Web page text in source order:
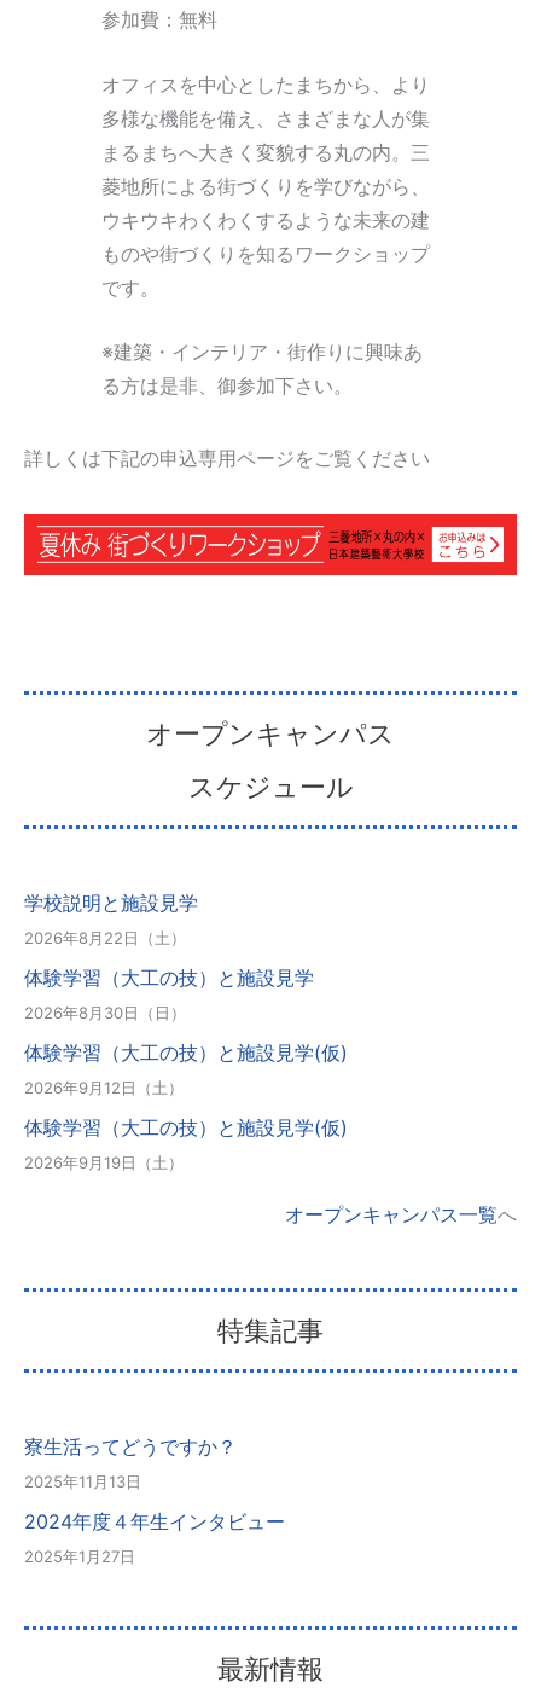
参加費：無料
オフィスを中心としたまちから、より
多様な機能を備え、さまざまな人が集
まるまちへ大きく変貌する丸の内。三
菱地所による街づくりを学びながら、
ウキウキわくわくするような未来の建
ものや街づくりを知るワークショップ
です。
※建築・インテリア・街作りに興味あ
る方は是非、御参加下さい。
詳しくは下記の申込専用ページをご覧ください
オープンキャンパス
スケジュール
学校説明と施設見学
2026年8月22日（土）
体験学習（大工の技）と施設見学
2026年8月30日（日）
体験学習（大工の技）と施設見学(仮)
2026年9月12日（土）
体験学習（大工の技）と施設見学(仮)
2026年9月19日（土）
オープンキャンパス一覧へ
特集記事
寮生活ってどうですか？
2025年11月13日
2024年度４年生インタビュー
2025年1月27日
最新情報